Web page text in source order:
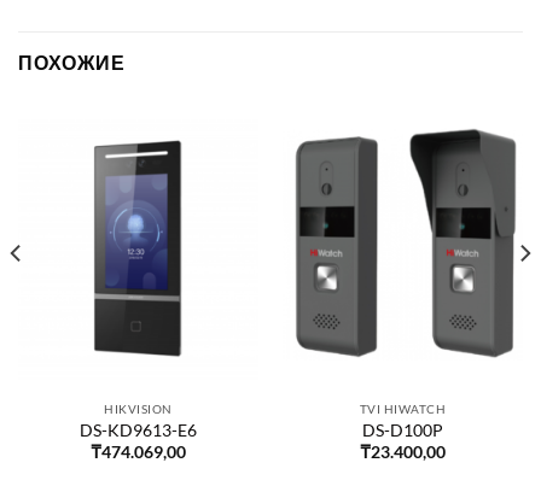
ПОХОЖИЕ
HIKVISION
DS-KD9613-E6
₸474.069,00
TVI HIWATCH
DS-D100P
₸23.400,00